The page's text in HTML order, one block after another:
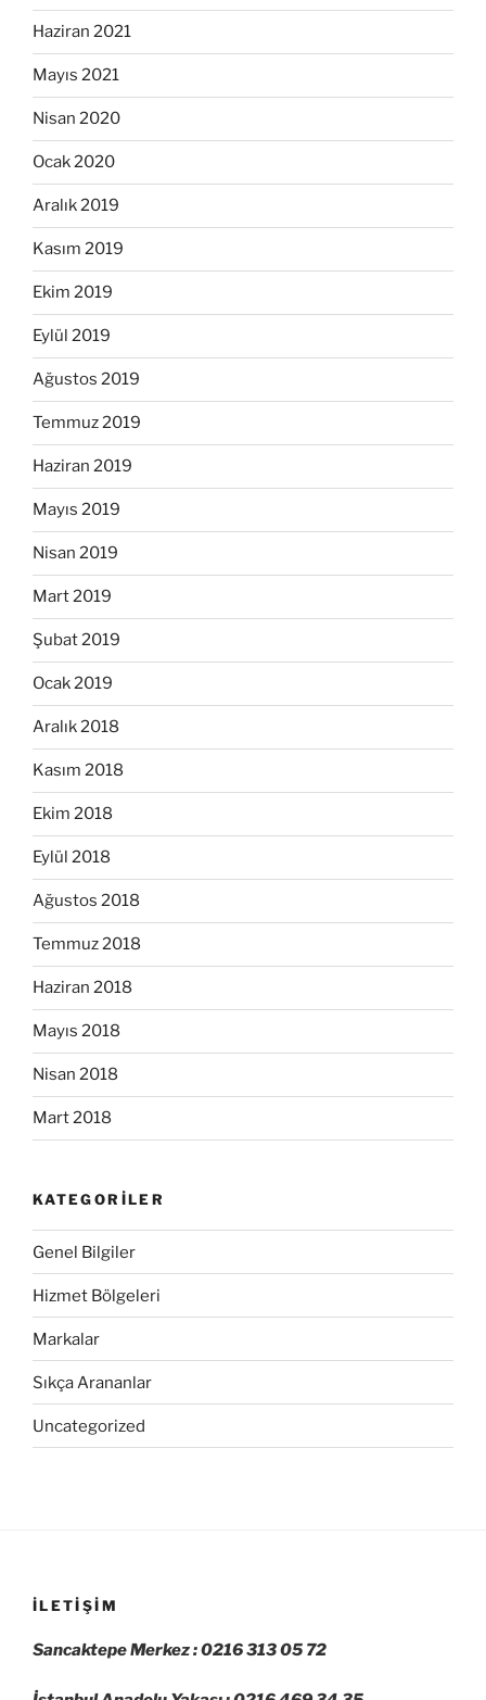
Haziran 2021
Mayıs 2021
Nisan 2020
Ocak 2020
Aralık 2019
Kasım 2019
Ekim 2019
Eylül 2019
Ağustos 2019
Temmuz 2019
Haziran 2019
Mayıs 2019
Nisan 2019
Mart 2019
Şubat 2019
Ocak 2019
Aralık 2018
Kasım 2018
Ekim 2018
Eylül 2018
Ağustos 2018
Temmuz 2018
Haziran 2018
Mayıs 2018
Nisan 2018
Mart 2018
KATEGORILER
Genel Bilgiler
Hizmet Bölgeleri
Markalar
Sıkça Arananlar
Uncategorized
İLETIŞIM
Sancaktepe Merkez : 0216 313 05 72